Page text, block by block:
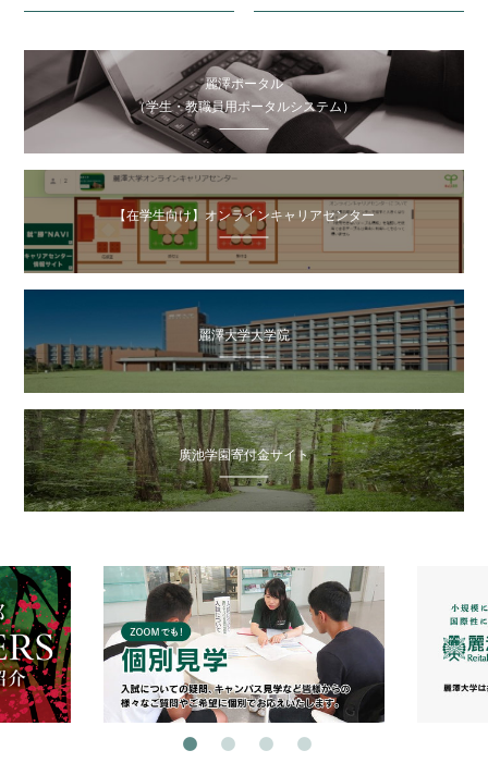
麗澤ポータル
（学生・教職員用ポータルシステム）
【在学生向け】オンラインキャリアセンター
麗澤大学大学院
廣池学園寄付金サイト